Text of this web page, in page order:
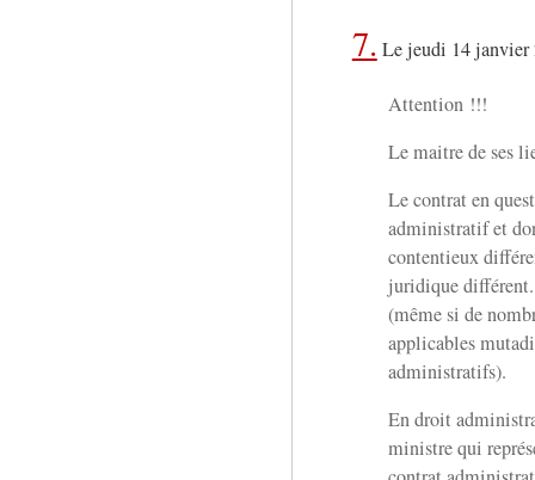
7. Le jeudi 14 janvier
Attention !!!
Le maitre de ses
Le contrat en
administratif et
contentieux
juridique
(même si de
applicables
administratifs).
En droit
ministre qui